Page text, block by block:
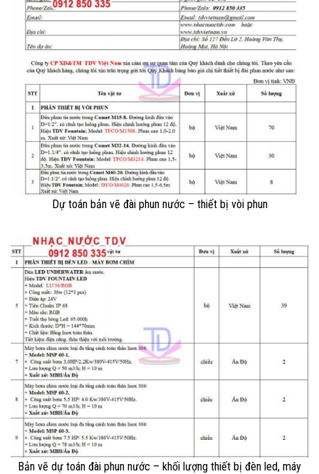
Dự toán bản vẽ đài phun nước – thiết bị vòi phun
Bản vẽ dự toán đài phun nước – khối lượng thiết bị đèn led, máy